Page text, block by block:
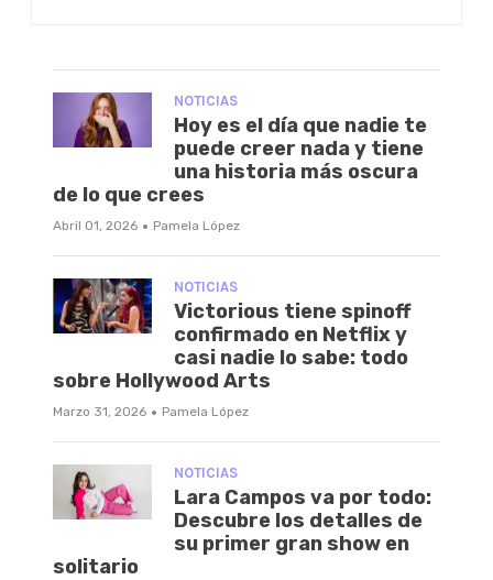
NOTICIAS
Hoy es el día que nadie te
puede creer nada y tiene
una historia más oscura
de lo que crees
Abril 01, 2026 · Pamela López
NOTICIAS
Victorious tiene spinoff
confirmado en Netflix y
casi nadie lo sabe: todo
sobre Hollywood Arts
Marzo 31, 2026 · Pamela López
NOTICIAS
Lara Campos va por todo:
Descubre los detalles de
su primer gran show en
solitario